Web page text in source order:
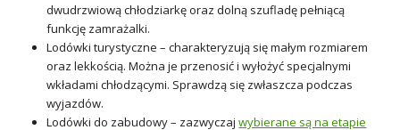
dwudrzwiową chłodziarkę oraz dolną szufladę pełniącą
funkcję zamrażalki.
Lodówki turystyczne – charakteryzują się małym rozmiarem
oraz lekkością. Można je przenosić i wyłożyć specjalnymi
wkładami chłodzącymi. Sprawdzą się zwłaszcza podczas
wyjazdów.
Lodówki do zabudowy – zazwyczajwybierane są na etapie